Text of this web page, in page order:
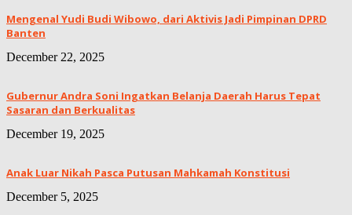
Mengenal Yudi Budi Wibowo, dari Aktivis Jadi Pimpinan DPRD
Banten
December 22, 2025
Gubernur Andra Soni Ingatkan Belanja Daerah Harus Tepat
Sasaran dan Berkualitas
December 19, 2025
Anak Luar Nikah Pasca Putusan Mahkamah Konstitusi
December 5, 2025